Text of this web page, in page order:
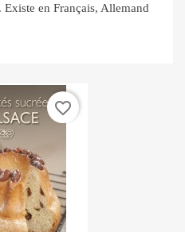
en Français, Allemand
favorite_border